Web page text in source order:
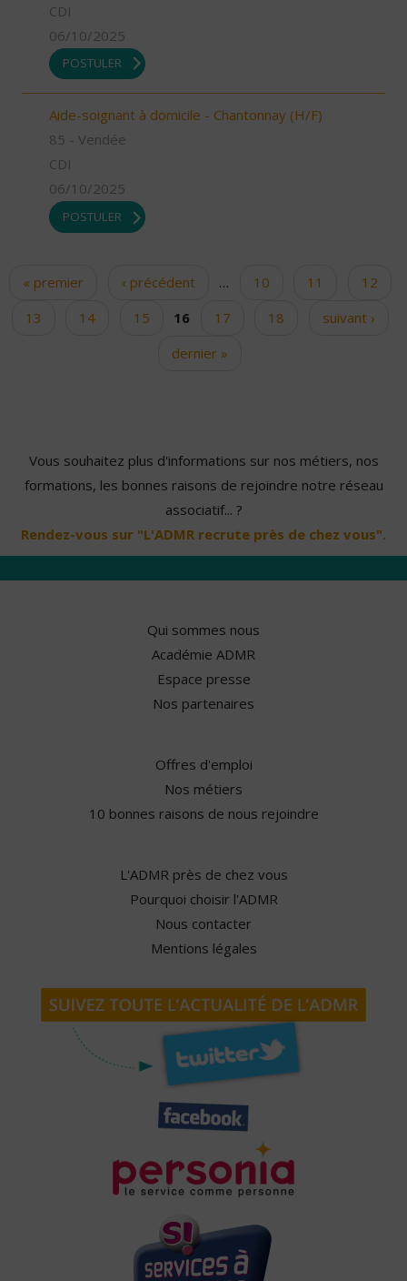
CDI
06/10/2025
POSTULER
Aide-soignant à domicile - Chantonnay (H/F)
85 - Vendée
CDI
06/10/2025
POSTULER
Pages
« premier ‹ précédent … 10 11
12
13
14 15 16 17 18
suivant ›
dernier »
Vous souhaitez plus d'informations sur nos métiers, nos
formations, les bonnes raisons de rejoindre notre réseau
associatif... ?
Rendez-vous sur "L'ADMR recrute près de chez vous".
Qui sommes nous
Académie ADMR
Espace presse
Nos partenaires
Offres d'emploi
Nos métiers
10 bonnes raisons de nous rejoindre
L'ADMR près de chez vous
Pourquoi choisir l'ADMR
Nous contacter
Mentions légales